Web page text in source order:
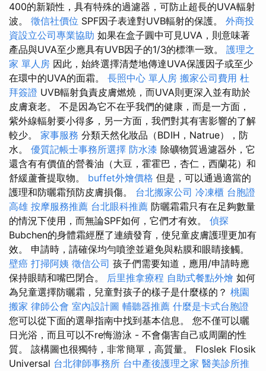
400的新穎性，具有特殊的過濾器，可防止超長的UVA輻射
波。 徵信社價位 SPF因子表達對UVB輻射的保護。 外商投
資設立公司專業協助 如果在盒子圓中可見UVA，則意味著
產品與UVA至少應具有UVB因子的1/3的標準一致。 護理之
家 單人房 因此，始終選擇清楚地傳達UVA保護因子或至少
在環中的UVA的面霜。 長照中心 單人房 搬家公司費用 杜
拜簽證 UVB輻射負責皮膚燃燒，而UVA則更深入並有助於
皮膚衰老。 不是因為它不在乎我們的健康，而是一方面，
紫外線輻射要小得多，另一方面，我們對其有害影響的了解
較少。 家事服務 分類天然化妝品（BDIH，Natrue），防
水。 優質記帳士事務所選擇 防水漆 除礦物質過濾器外，它
還含有有價值的營養油（大豆，霍霍巴，杏仁，西蘭花）和
舒緩蘆薈提取物。 buffet外燴價格 但是，可以通過適當的
護理和防曬霜預防皮膚損傷。 台北搬家公司 冷凍櫃 台胞證
高雄 按摩服務推薦 台北眼科推薦 防曬霜霜只有在足夠數量
的情況下使用，而無論SPF如何，它們才有效。 偵探
Bubchen的身體霜經歷了連續發育，使兒童皮膚護理更加有
效。 申請時，請確保均勻噴塗並避免與粘膜和眼睛接觸。
壁癌 打掃阿姨 徵信公司 孩子們需要知道，應用/申請時應
保持眼睛和嘴巴閉合。 后里推拿療程 自助式餐點外燴 如何
為兒童選擇防曬霜，兒童對孩子的樣子是什麼樣的？ 桃園
搬家 律師公會 室內設計圖 輔聽器推薦 什麼是卡式台胞證
您可以從下面的選舉指南中找到基本信息。 您不僅可以曬
日光浴，而且可以不re悔游泳 - 不會傷害自己或周圍的性
質。 該構圖也很獨特，非常簡單，高質量。 Floslek Flosik
Universal 台北律師事務所 台中產後護理之家 醫美診所推